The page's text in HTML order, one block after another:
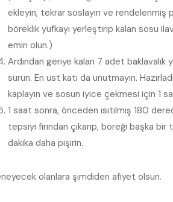
ekleyin, tekrar soslayın ve
böreklik yufkayı yerleştirip kalan sosu
emin olun.)
Ardından geriye kalan 7 adet baklavalık
sürün. En üst katı da unutmayın.
kaplayın ve sosun iyice çekmesi için 1
1 saat sonra, önceden ısıtılmış 180
tepsiyi fırından çıkarıp, böreği başka
dakika daha pişirin.
olanlara şimdiden afiyet olsun.